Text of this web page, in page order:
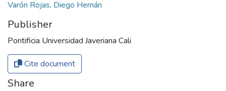
Varón Rojas, Diego Hernán
Publisher
Pontificia Universidad Javeriana Cali
Cite document
Share